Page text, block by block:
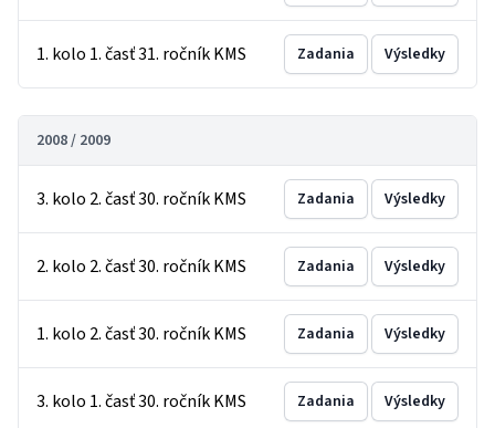
1. kolo 1. časť 31. ročník KMS Zadania Výsledky
2008 / 2009
3. kolo 2. časť 30. ročník KMS Zadania Výsledky
2. kolo 2. časť 30. ročník KMS Zadania Výsledky
1. kolo 2. časť 30. ročník KMS Zadania Výsledky
3. kolo 1. časť 30. ročník KMS Zadania Výsledky